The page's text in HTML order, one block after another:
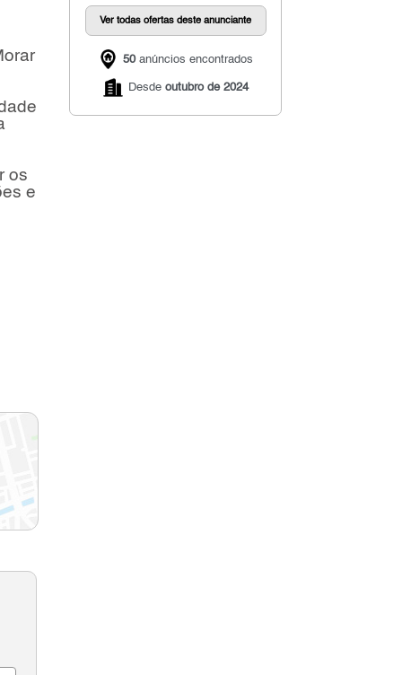
os
e
Ver todas ofertas deste anunciante
50anúncios encontrados
Desde outubro de 2024